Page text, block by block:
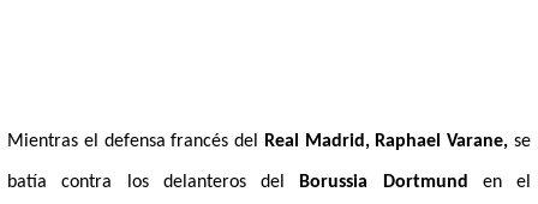
Mientras el defensa francés del Real Madrid, Raphael Varane, se
batía contra los delanteros del Borussia Dortmund en el